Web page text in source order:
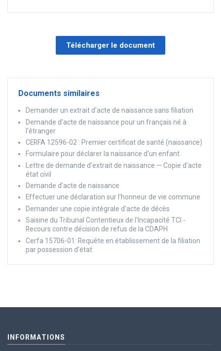
Télécharger le document
Documents similaires
Demander un extrait d'acte de naissance sans filiation
Demande d'acte de naissance pour un français né à
l'étranger
CERFA 12596-02 : Premier certificat de santé (naissance)
Formulaire pour déclarer la naissance d'un enfant
Lettre de demande d'extrait de naissance — Copie d'acte
état civil
Demande d'acte de naissance
Effectuer une déclaration sur l'honneur de vie commune
Demander une copie intégrale d'acte de décès
Saisine du Tribunal Contentieux de l'Incapacité TCI -
Recours contre décision de refus de la CDAPH
Cerfa 15706-01: Requête en établissement de la filiation
par possession d'état
INFORMATIONS